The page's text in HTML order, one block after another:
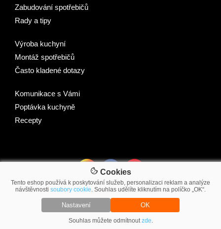
Cookies
Tento eshop používá k poskytování služeb, personalizaci reklam a analýze
návštěvnosti soubory cookie. Souhlas udělíte kliknutím na políčko „OK“.
Nastavení OK
Souhlas můžete odmítnoutzde.
Zabudování spotřebičů
Rady a tipy
Výroba kuchyní
Montáž spotřebičů
Často kladené dotazy
Komunikace s Vámi
Poptávka kuchyně
Recepty
© 2007-2026 2Traders CZ s.r.o.